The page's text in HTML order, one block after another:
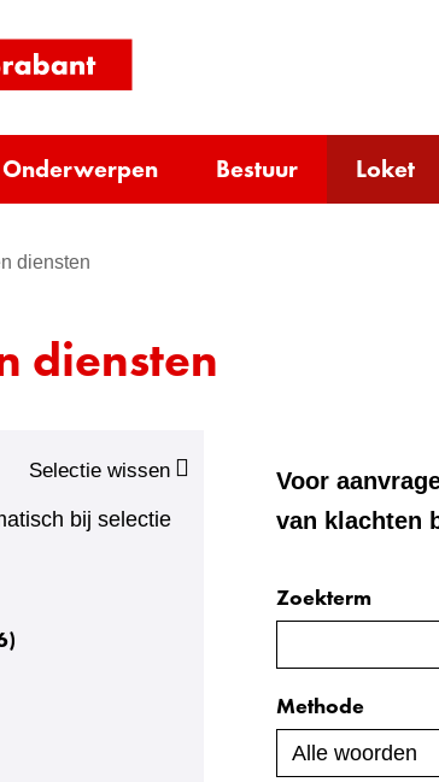
homepage)
Onderwerpen Bestuur Loket
diensten
diensten
bij selectie
Selectie wissen
)
Voor
van klachten
Zoeken
de
index
Zoekterm
Methode